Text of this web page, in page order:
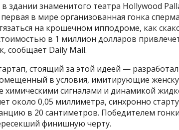
здании знаменитого театра Hollywood
первая в мире организованная гонка
на крошечном ипподроме, как
в 1 миллион долларов
сообщает Daily Mail.
стоящий за этой идеей —
в условия, имитирующие
химическими сигналами и динамикой
около 0,05 миллиметра, синхронно
в 20 сантиметров. Победителем
финишную черту.